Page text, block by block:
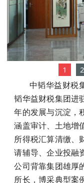
1 2
中韬华益财税
韬华益财税集团进
年的发展与沉淀，
涵盖审计、土地增
所得税汇算清缴、
请辅导、企业投融
公司背靠集团雄厚
所长，博采典型案